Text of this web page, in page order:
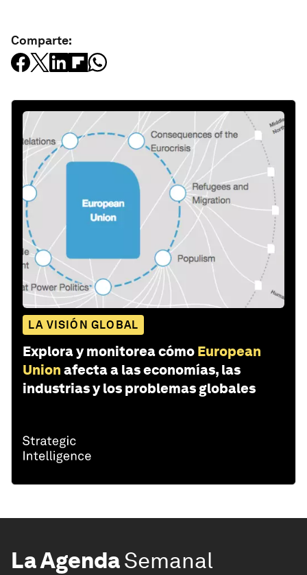
Comparte:
LA VISIÓN GLOBAL
Explora y monitorea cómo European
Union afecta a las economías, las
industrias y los problemas globales
La AgendaSemanal